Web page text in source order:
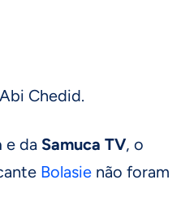
Chedid.
e da Samuca TV, o
Bolasie não foram